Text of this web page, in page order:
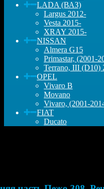
LADA (ВАЗ)
Largus 2012-
Vesta 2015-
XRAY 2015-
NISSAN
Almera G15
Primastar, (2001-
Terrano, III (D10)
OPEL
Vivaro B
Movano
Vivaro, (2001-
FIAT
Ducato